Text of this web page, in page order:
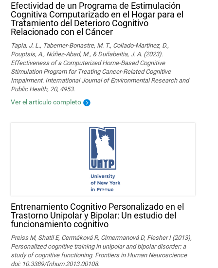
Efectividad de un Programa de Estimulación
Cognitiva Computarizado en el Hogar para el
Tratamiento del Deterioro Cognitivo
Relacionado con el Cáncer
Tapia, J. L., Taberner-Bonastre, M. T., Collado-Martínez, D.,
Pouptsis, A., Núñez-Abad, M., & Duñabeitia, J. A. (2023).
Effectiveness of a Computerized Home-Based Cognitive
Stimulation Program for Treating Cancer-Related Cognitive
Impairment. International Journal of Environmental Research and
Public Health, 20, 4953.
Ver el artículo completo
Entrenamiento Cognitivo Personalizado en el
Trastorno Unipolar y Bipolar: Un estudio del
funcionamiento cognitivo
Preiss M, Shatil E, Cermáková R, Cimermanová D, Flesher I (2013),
Personalized cognitive training in unipolar and bipolar disorder: a
study of cognitive functioning. Frontiers in Human Neuroscience
doi: 10.3389/fnhum.2013.00108.